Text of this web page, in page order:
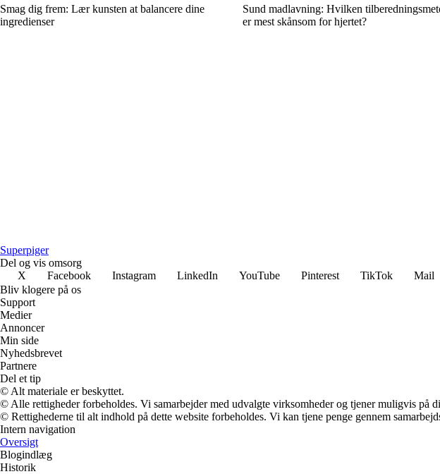
Smag dig frem: Lær kunsten at balancere dine
ingredienser
Sund madlavning: Hvilken
er mest skånsom for hjertet?
Superpiger
Del og vis omsorg
X
Facebook Instagram LinkedIn YouTube Pinterest TikTok Mail
Bliv klogere på os
Support
Medier
Annoncer
Min side
Nyhedsbrevet
Partnere
Del et tip
© Alt materiale er beskyttet.
© Alle rettigheder forbeholdes. Vi samarbejder med udvalgte virksomheder og tjener muligvis på
© Rettighederne til alt indhold på dette website forbeholdes. Vi kan tjene penge gennem
Intern navigation
Oversigt
Blogindlæg
Historik